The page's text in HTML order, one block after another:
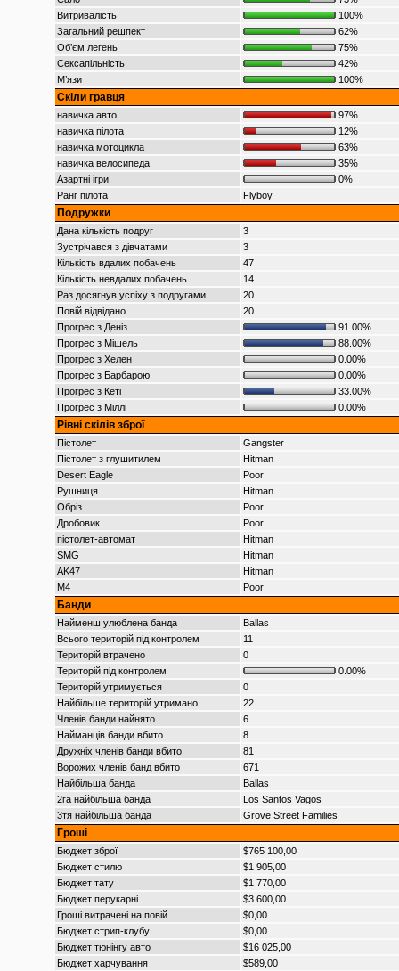
Витривалість
100%
Загальний решпект
62%
Об’єм легень
75%
Сексапільність
42%
М’язи
100%
Скіли гравця
навичка авто
97%
навичка пілота
12%
навичка мотоцикла
63%
навичка велосипеда
35%
Азартні ігри
0%
Ранг пілота
Flyboy
Подружки
Дана кількість подруг
3
Зустрічався з дівчатами
3
Кількість вдалих побачень
47
Кількість невдалих побачень
14
Раз досягнув успіху з подругами
20
Повій відвідано
20
Прогрес з Деніз
91.00%
Прогрес з Мішель
88.00%
Прогрес з Хелен
0.00%
Прогрес з Барбарою
0.00%
Прогрес з Кеті
33.00%
Прогрес з Міллі
0.00%
Рівні скілів зброї
Пістолет
Gangster
Пістолет з глушитилем
Hitman
Desert Eagle
Poor
Рушниця
Hitman
Обріз
Poor
Дробовик
Poor
пістолет-автомат
Hitman
SMG
Hitman
AK47
Hitman
M4
Poor
Банди
Найменш улюблена банда
Ballas
Всього територій під контролем
11
Територій втрачено
0
Територій під контролем
0.00%
Територій утримується
0
Найбільше територій утримано
22
Членів банди найнято
6
Найманців банди вбито
8
Дружніх членів банди вбито
81
Ворожих членів банд вбито
671
Найбільша банда
Ballas
2га найбільша банда
Los Santos Vagos
3тя найбільша банда
Grove Street Families
Гроші
Бюджет зброї
$765 100,00
Бюджет стилю
$1 905,00
Бюджет тату
$1 770,00
Бюджет перукарні
$3 600,00
Гроші витрачені на повій
$0,00
Бюджет стрип-клубу
$0,00
Бюджет тюнінгу авто
$16 025,00
Бюджет харчування
$589,00